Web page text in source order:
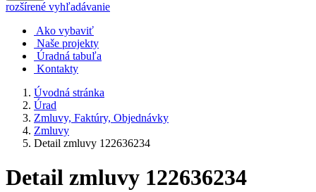
rozšírené vyhľadávanie
Ako vybaviť
Naše projekty
Úradná tabuľa
Kontakty
Úvodná stránka
Úrad
Zmluvy, Faktúry, Objednávky
Zmluvy
Detail zmluvy 122636234
Detail zmluvy 122636234